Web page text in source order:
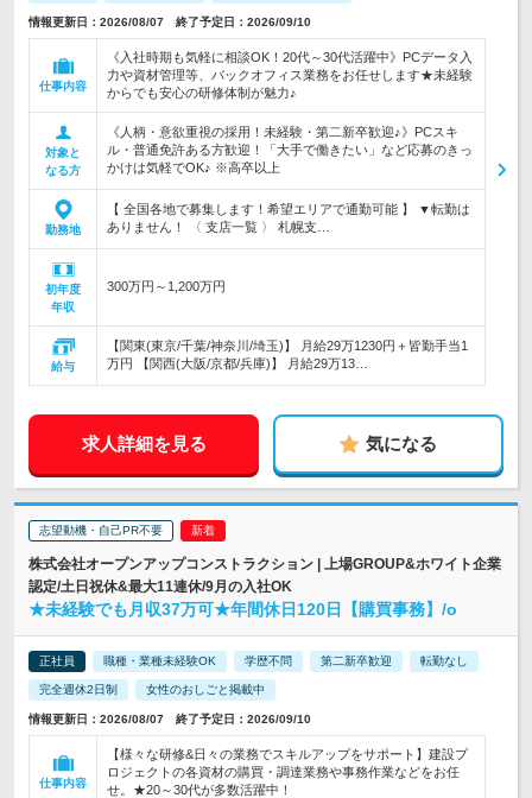
情報更新日：2026/08/07 終了予定日：2026/09/10
仕事内容
《入社時期も気軽に相談OK！20代～30代活躍中》PCデータ入
力や資材管理等、バックオフィス業務をお任せします★未経験
からでも安心の研修体制が魅力♪
対象と
なる方
《人柄・意欲重視の採用！未経験・第二新卒歓迎♪》PCスキ
ル・普通免許ある方歓迎！「大手で働きたい」など応募のきっ
かけは気軽でOK♪ ※高卒以上
勤務地
【 全国各地で募集します！希望エリアで通勤可能 】 ▼転勤は
ありません！ 〈 支店一覧 〉 札幌支…
初年度
年収
300万円～1,200万円
給与
【関東(東京/千葉/神奈川/埼玉)】 月給29万1230円＋皆勤手当1
万円 【関西(大阪/京都/兵庫)】 月給29万13…
求人詳細を見る 気になる
志望動機・自己PR不要
株式会社オープンアップコンストラクション | 上場GROUP&ホワイト企業
認定/土日祝休&最大11連休/9月の入社OK
★未経験でも月収37万可★年間休日120日【購買事務】/o
正社員 職種・業種未経験OK 学歴不問 第二新卒歓迎 転勤なし
完全週休2日制 女性のおしごと掲載中
情報更新日：2026/08/07 終了予定日：2026/09/10
仕事内容
【様々な研修&日々の業務でスキルアップをサポート】建設プ
ロジェクトの各資材の購買・調達業務や事務作業などをお任
せ。★20～30代が多数活躍中！